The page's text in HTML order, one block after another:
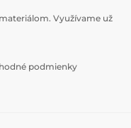
Využívame už
podmienky